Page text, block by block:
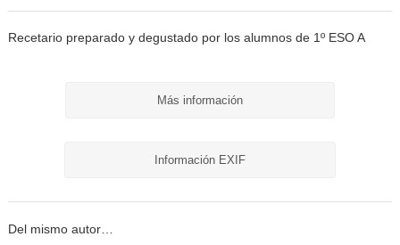
Recetario preparado y degustado por los alumnos de 1º ESO A
Más información
Información EXIF
Del mismo autor…